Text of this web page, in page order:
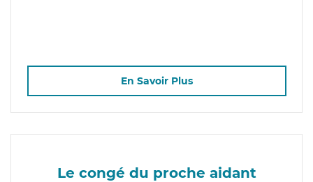
En Savoir Plus
Le congé du proche aidant